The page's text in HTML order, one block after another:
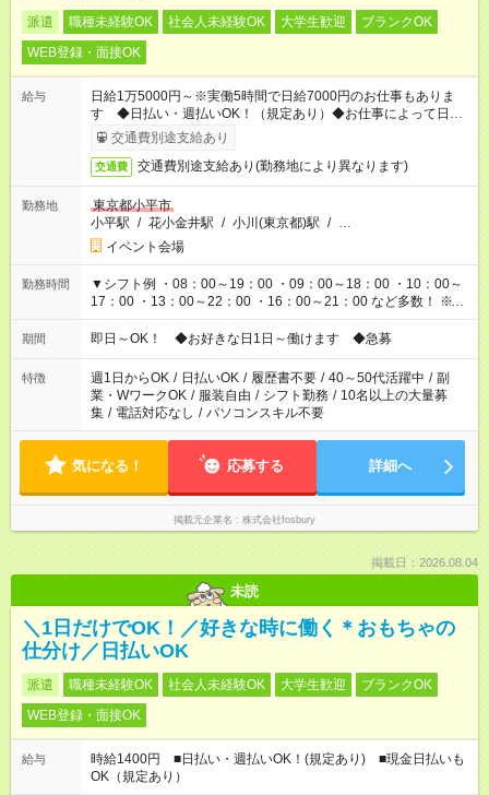
派遣 職種未経験OK 社会人未経験OK 大学生歓迎
ブランクOK
WEB登録・面接OK
給与
日給1万5000円～※実働5時間で日給7000円のお仕事もありま
す ◆日払い・週払いOK！（規定あり）◆お仕事によって日給も
異なります
交通費別途支給あり
交通費 交通費別途支給あり(勤務地により異なります)
勤務地
東京都小平市
小平駅 / 花小金井駅 / 小川(東京都)駅 / …
イベント会場
勤務時間
▼シフト例 ・08：00～19：00 ・09：00～18：00 ・10：00～
17：00 ・13：00～22：00 ・16：00～21：00 など多数！ ※お
仕事により勤務時間が異なります
期間 即日～OK！ ◆お好きな日1日～働けます ◆急募
特徴 週1日からOK / 日払いOK / 履歴書不要 / 40～50代活躍中 / 副
業・WワークOK / 服装自由 / シフト勤務 / 10名以上の大量募
集 / 電話対応なし / パソコンスキル不要
気になる！ 応募する 詳細へ
掲載元企業名 株式会社fosbury
掲載日：2026.08.04
未読
＼1日だけでOK！／好きな時に働く＊おもちゃの
仕分け／日払いOK
派遣 職種未経験OK 社会人未経験OK 大学生歓迎
ブランクOK
WEB登録・面接OK
給与
時給1400円 ■日払い・週払いOK！(規定あり) ■現金日払いも
OK（規定あり）